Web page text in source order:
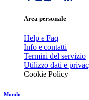
Area personale
Help e Faq
Info e contatti
Termini del servizio
Utilizzo dati e
Cookie Policy
Mondo